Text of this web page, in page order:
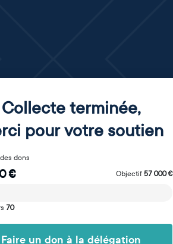
Collecte terminée,
pour votre soutien
dons
€ Objectif 57 000€
70
Faire un don à la délégation